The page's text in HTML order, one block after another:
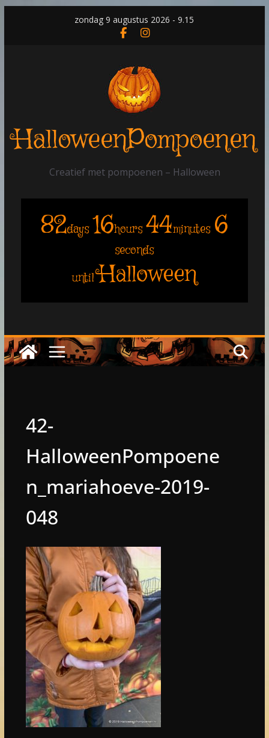
zondag 9 augustus 2026 - 9.15
HalloweenPompoenen
Creatief met pompoenen – Halloween
82days 16hours 44minutes 6
seconds
until Halloween
42-
HalloweenPompoene
n_mariahoeve-2019-
048